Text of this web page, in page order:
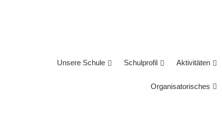
Unsere Schule Schulprofil Aktivitäten
Organisatorisches